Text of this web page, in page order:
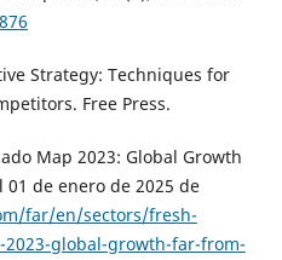
Strategy: Techniques for
Free Press.
Map 2023: Global Growth
01 de enero de 2025 de
far/en/sectors/fresh-
global-growth-far-from-